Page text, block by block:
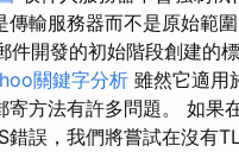
傳輸服務器而不是原始範圍
件開發的初始階段創建的標
關鍵字分析 雖然它適用
寄方法有許多問題。 如果
錯誤，我們將嘗試在沒有